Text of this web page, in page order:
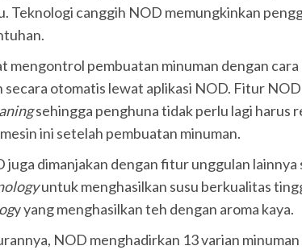
Teknologi canggih NOD memungkinkan
mengontrol pembuatan minuman dengan
secara otomatis lewat aplikasi NOD. Fitur
sehingga penghuna tidak perlu lagi harus
ini setelah pembuatan minuman.
juga dimanjakan dengan fitur unggulan
untuk menghasilkan susu berkualitas
y yang menghasilkan teh dengan aroma kaya.
NOD menghadirkan 13 varian